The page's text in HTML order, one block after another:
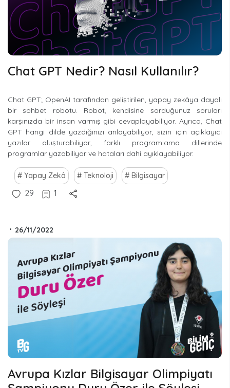
Chat GPT Nedir? Nasıl Kullanılır?
Chat GPT; OpenAI tarafından geliştirilen, yapay zekâya dayalı
bir sohbet robotu. Robot, kendisine sorduğunuz soruları
karşınızda bir insan varmış gibi cevaplayabiliyor. Ayrıca, Chat
GPT hangi dilde yazdığınızı anlayabiliyor, sizin için açıklayıcı
yazılar oluşturabiliyor, farklı programlama dillerinde
programlar yazabiliyor ve hataları dahi ayıklayabiliyor.
Yapay Zekâ Teknoloji Bilgisayar
29 1
• 26/11/2022
Avrupa Kızlar Bilgisayar Olimpiyatı